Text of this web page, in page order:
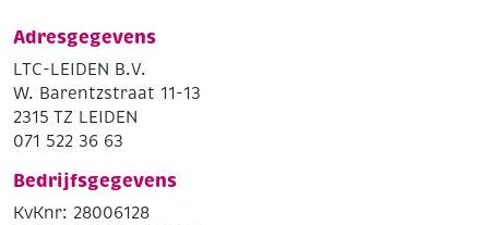
Adresgegevens
LTC-LEIDEN B.V.
W. Barentzstraat 11-13
2315 TZ LEIDEN
071 522 36 63
Bedrijfsgegevens
KvKnr: 28006128